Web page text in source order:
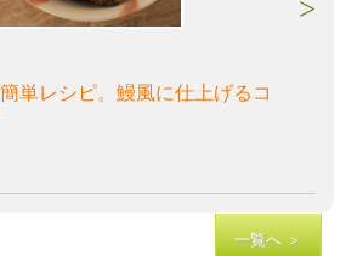
単レシピ。鰻風に仕上げるコ
一覧へ ＞